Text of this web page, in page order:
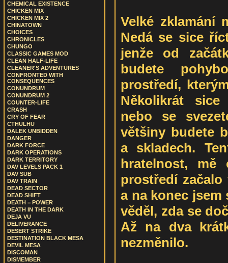
CHEMICAL EXISTENCE
CHICKEN MIX
CHICKEN MIX 2
CHINATOWN
CHOICES
CHRONICLES
CHUNGO
CLASSIC GAMES MOD
CLEAN HALF-LIFE
CLEANER'S ADVENTURES
CONFRONTED WITH
CONSEQUENCES
CONUNDRUM
CONUNDRUM 2
COUNTER-LIFE
CRASH
CRY OF FEAR
CTHULHU
DALEK UNBIDDEN
DANGER
DARK FORCE
DARK OPERATIONS
DARK TERRITORY
DAV LEVELS PACK 1
DAV SUB
DAV TRAIN
DEAD SECTOR
DEAD SHIFT
DEATH = POWER
DEATH IN THE DARK
DEJA VU
DELIVERANCE
DESERT STRIKE
DESTINATION BLACK MESA
DEVIL MESA
DISCOMAN
DISMEMBER
Velké zklamání
Nedá se sice
jenže od
budete
prostředí,
Několikrát
nebo se
většiny budete
a skladech.
hratelnost, mě
prostředí
a na konec
věděl, zda se
Až na dva
nezměnilo.